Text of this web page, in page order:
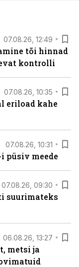
07.08.26, 12:49
tõi hinnad
kontrolli
07.08.26, 10:35
eriload kahe
07.08.26, 10:31
püsiv meede
07.08.26, 09:30
suurimateks
06.08.26, 13:27
metsi ja